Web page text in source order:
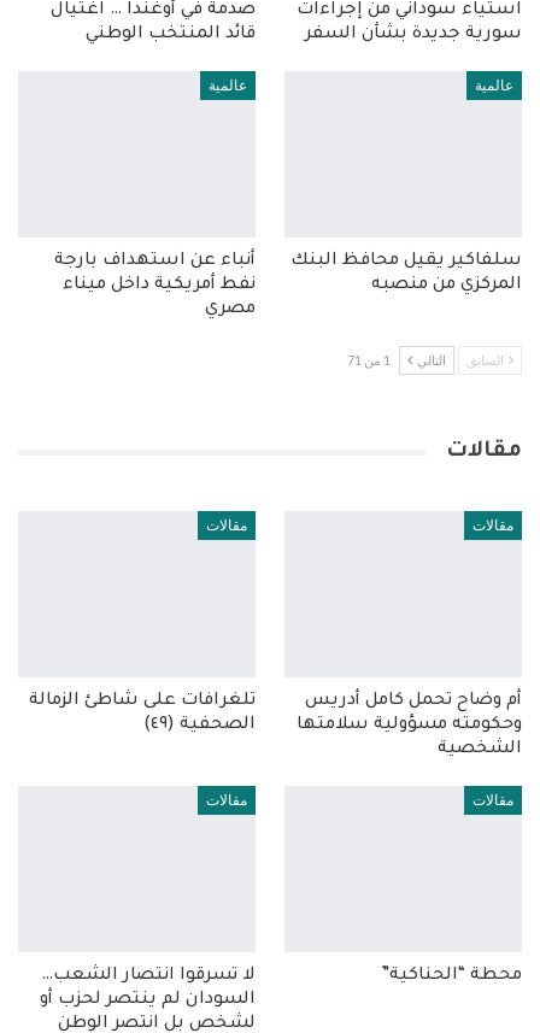
استياء سوداني من إجراءات
سورية جديدة بشأن السفر
صدمة في أوغندا … اغتيال
قائد المنتخب الوطني
عالمية
سلفاكير يقيل محافظ البنك
المركزي من منصبه
عالمية
أنباء عن استهداف بارجة
نفط أمريكية داخل ميناء
مصري
السابق التالي 1 من 71
مقالات
مقالات
أم وضاح تحمل كامل أدريس
وحكومته مسؤولية سلامتها
الشخصية
مقالات
تلغرافات على شاطئ الزمالة
الصحفية (٤٩)
مقالات
محطة “الحناكية”
مقالات
لا تسرقوا انتصار الشعب…
السودان لم ينتصر لحزب أو
لشخص بل انتصر الوطن